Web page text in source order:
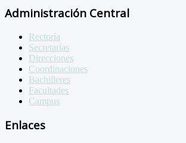
Administración Central
Rectoría
Secretarías
Direcciones
Coordinaciones
Bachilleres
Facultades
Campus
Enlaces